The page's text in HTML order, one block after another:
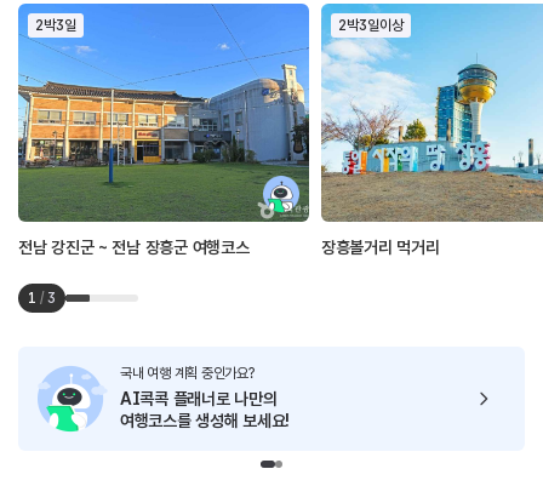
2박3일
전남 강진군 ~ 전남 장흥군 여행코스
2박3일이상
장흥볼거리 먹거리
1 / 3
국내 여행 계획 중인가요?
AI콕콕 플래너로 나만의
여행코스를 생성해 보세요!